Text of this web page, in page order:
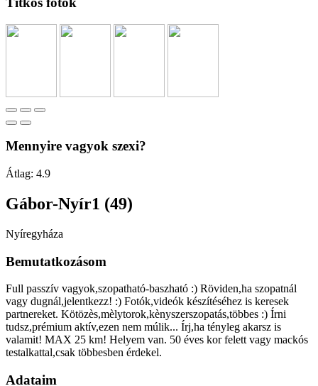
Mennyire vagyok szexi?
Átlag: 4.9
Gábor-Nyír1 (49)
Nyíregyháza
Bemutatkozásom
Full passzív vagyok,szopatható-baszható :) Röviden,ha szopatnál
vagy dugnál,jelentkezz! :) Fotók,videók készítéséhez is keresek
partnereket. Kötözès,mèlytorok,kènyszerszopatás,többes :) Írni
tudsz,prémium aktív,ezen nem múlik... Írj,ha tényleg akarsz is
valamit! MAX 25 km! Helyem van. 50 éves kor felett vagy mackós
testalkattal,csak többesben érdekel.
Adataim